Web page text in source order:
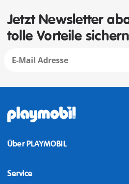
Jetzt Newsletter
tolle Vorteile sichern
Über PLAYMOBIL
Service